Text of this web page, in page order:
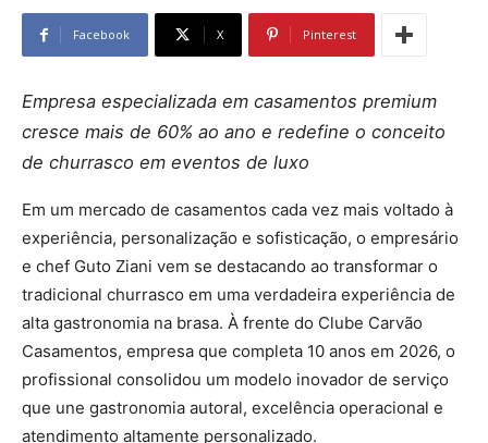
Facebook X Pinterest
Empresa especializada em casamentos premium
cresce mais de 60% ao ano e redefine o conceito
de churrasco em eventos de luxo
Em um mercado de casamentos cada vez mais voltado à
experiência, personalização e sofisticação, o empresário
e chef Guto Ziani vem se destacando ao transformar o
tradicional churrasco em uma verdadeira experiência de
alta gastronomia na brasa. À frente do Clube Carvão
Casamentos, empresa que completa 10 anos em 2026, o
profissional consolidou um modelo inovador de serviço
que une gastronomia autoral, excelência operacional e
atendimento altamente personalizado.